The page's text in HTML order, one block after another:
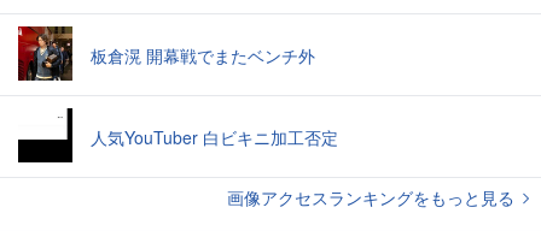
板倉滉 開幕戦でまたベンチ外
人気YouTuber 白ビキニ加工否定
画像アクセスランキングをもっと見る